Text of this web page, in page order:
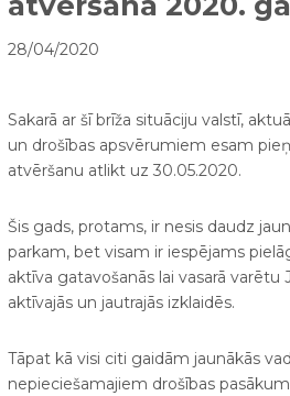
28/04/2020
Sakarā ar šī brīža situāciju valstī,
un drošības apsvērumiem esam
atvēršanu atlikt uz 30.05.2020.
Šis gads, protams, ir nesis daudz
parkam, bet visam ir iespējams
aktīva gatavošanās lai vasarā varētu
aktīvajās un jautrajās izklaidēs.
Tāpat kā visi citi gaidām jaunākās
nepieciešamajiem drošības